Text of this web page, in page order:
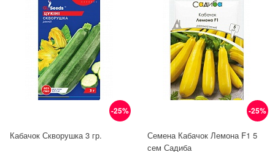
-25%
Кабачок Скворушка 3 гр.
-25%
Семена Кабачок Лемона F1 5
сем Садиба